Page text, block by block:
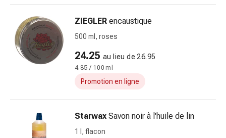
Compresses
pliées
Pansements
pour
doigts
gaze
ZIEGLER encaustique
500 ml, roses
24.25 au lieu de 26.95
4.85 / 100 ml
Promotion en ligne
Starwax Savon noir à l'huile de lin
1 l, flacon